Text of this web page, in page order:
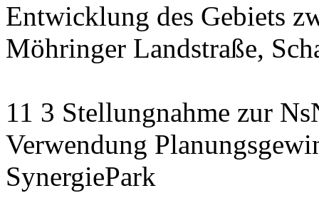
Entwicklung des Gebiets
Möhringer Landstraße,
11 3 Stellungnahme zur
Verwendung
SynergiePark